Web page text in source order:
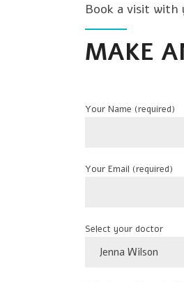
Book a visit
MAKE
Your Name (required)
Your Email (required)
Select your doctor
Jenna Wilson